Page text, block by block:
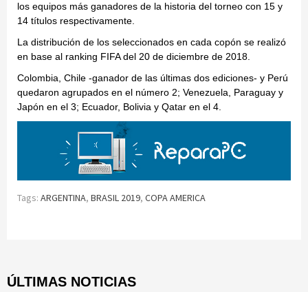
los equipos más ganadores de la historia del torneo con 15 y
14 títulos respectivamente.
La distribución de los seleccionados en cada copón se realizó
en base al ranking FIFA del 20 de diciembre de 2018.
Colombia, Chile -ganador de las últimas dos ediciones- y Perú
quedaron agrupados en el número 2; Venezuela, Paraguay y
Japón en el 3; Ecuador, Bolivia y Qatar en el 4.
Tags: ARGENTINA, BRASIL 2019, COPA AMERICA
ÚLTIMAS NOTICIAS